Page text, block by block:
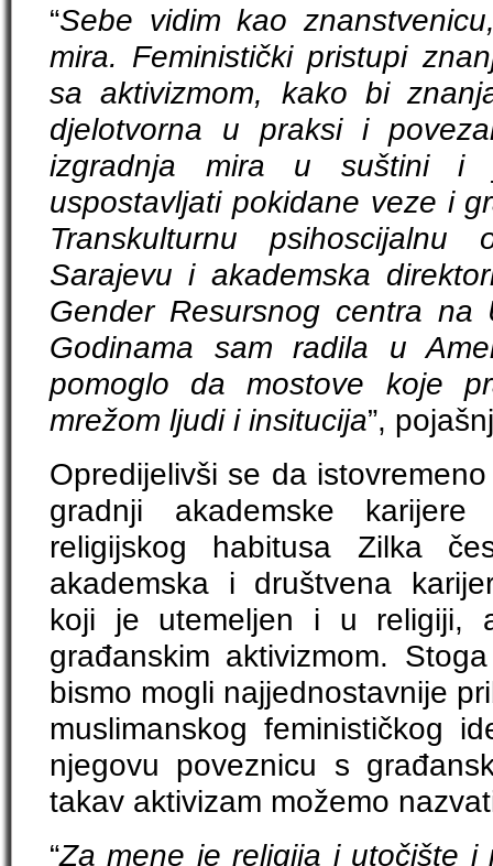
“Sebe vidim kao
mira. Feministički pristupi
sa aktivizmom, kako bi
djelotvorna u praksi i
izgradnja mira u suštini i
uspostavljati pokidane veze i
Transkulturnu psihoscijalnu
Sarajevu i akademska
Gender Resursnog centra na
Godinama sam radila u
pomoglo da mostove koje
mrežom ljudi i insitucija”,
Opredijelivši se da
gradnji akademske
religijskog habitusa Zilka
akademska i društvena
koji je utemeljen i u religiji,
građanskim aktivizmom.
bismo mogli najjednostavnije
muslimanskog feminističkog
njegovu poveznicu s
takav aktivizam možemo
“Za mene je religija i utočište i